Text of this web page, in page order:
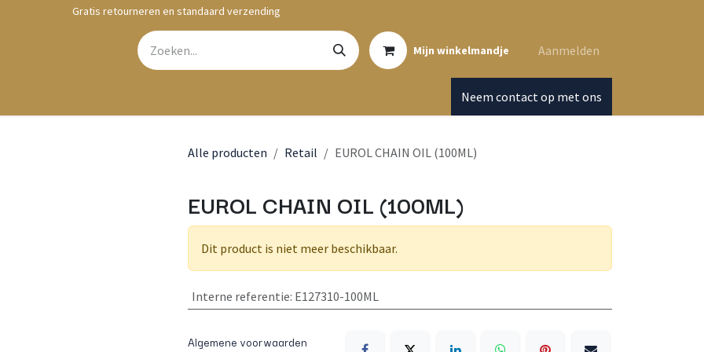
Gratis retourneren en standaard verzending
Mijn winkelmandje Aanmelden
Neem contact op met ons
Alle producten Retail EUROL CHAIN OIL (100ML)
EUROL CHAIN OIL (100ML)
Dit product is niet meer beschikbaar.
Interne referentie: E127310-100ML
Algemene voorwaarden